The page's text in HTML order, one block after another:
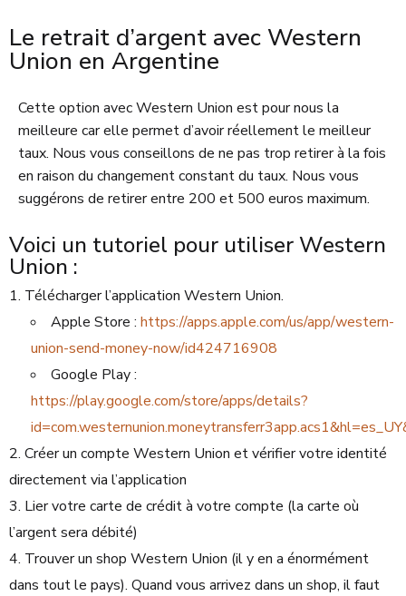
Le retrait d’argent avec Western
Union en Argentine
Cette option avec Western Union est pour nous la
meilleure car elle permet d’avoir réellement le meilleur
taux. Nous vous conseillons de ne pas trop retirer à la fois
en raison du changement constant du taux. Nous vous
suggérons de retirer entre 200 et 500 euros maximum.
Voici un tutoriel pour utiliser Western
Union :
Télécharger l’application Western Union.
Apple Store : https://apps.apple.com/us/app/western-
union-send-money-now/id424716908
Google Play :
https://play.google.com/store/apps/details?
Créer un compte Western Union et vérifier votre identité
directement via l’application
Lier votre carte de crédit à votre compte (la carte où
l’argent sera débité)
Trouver un shop Western Union (il y en a énormément
dans tout le pays). Quand vous arrivez dans un shop, il faut